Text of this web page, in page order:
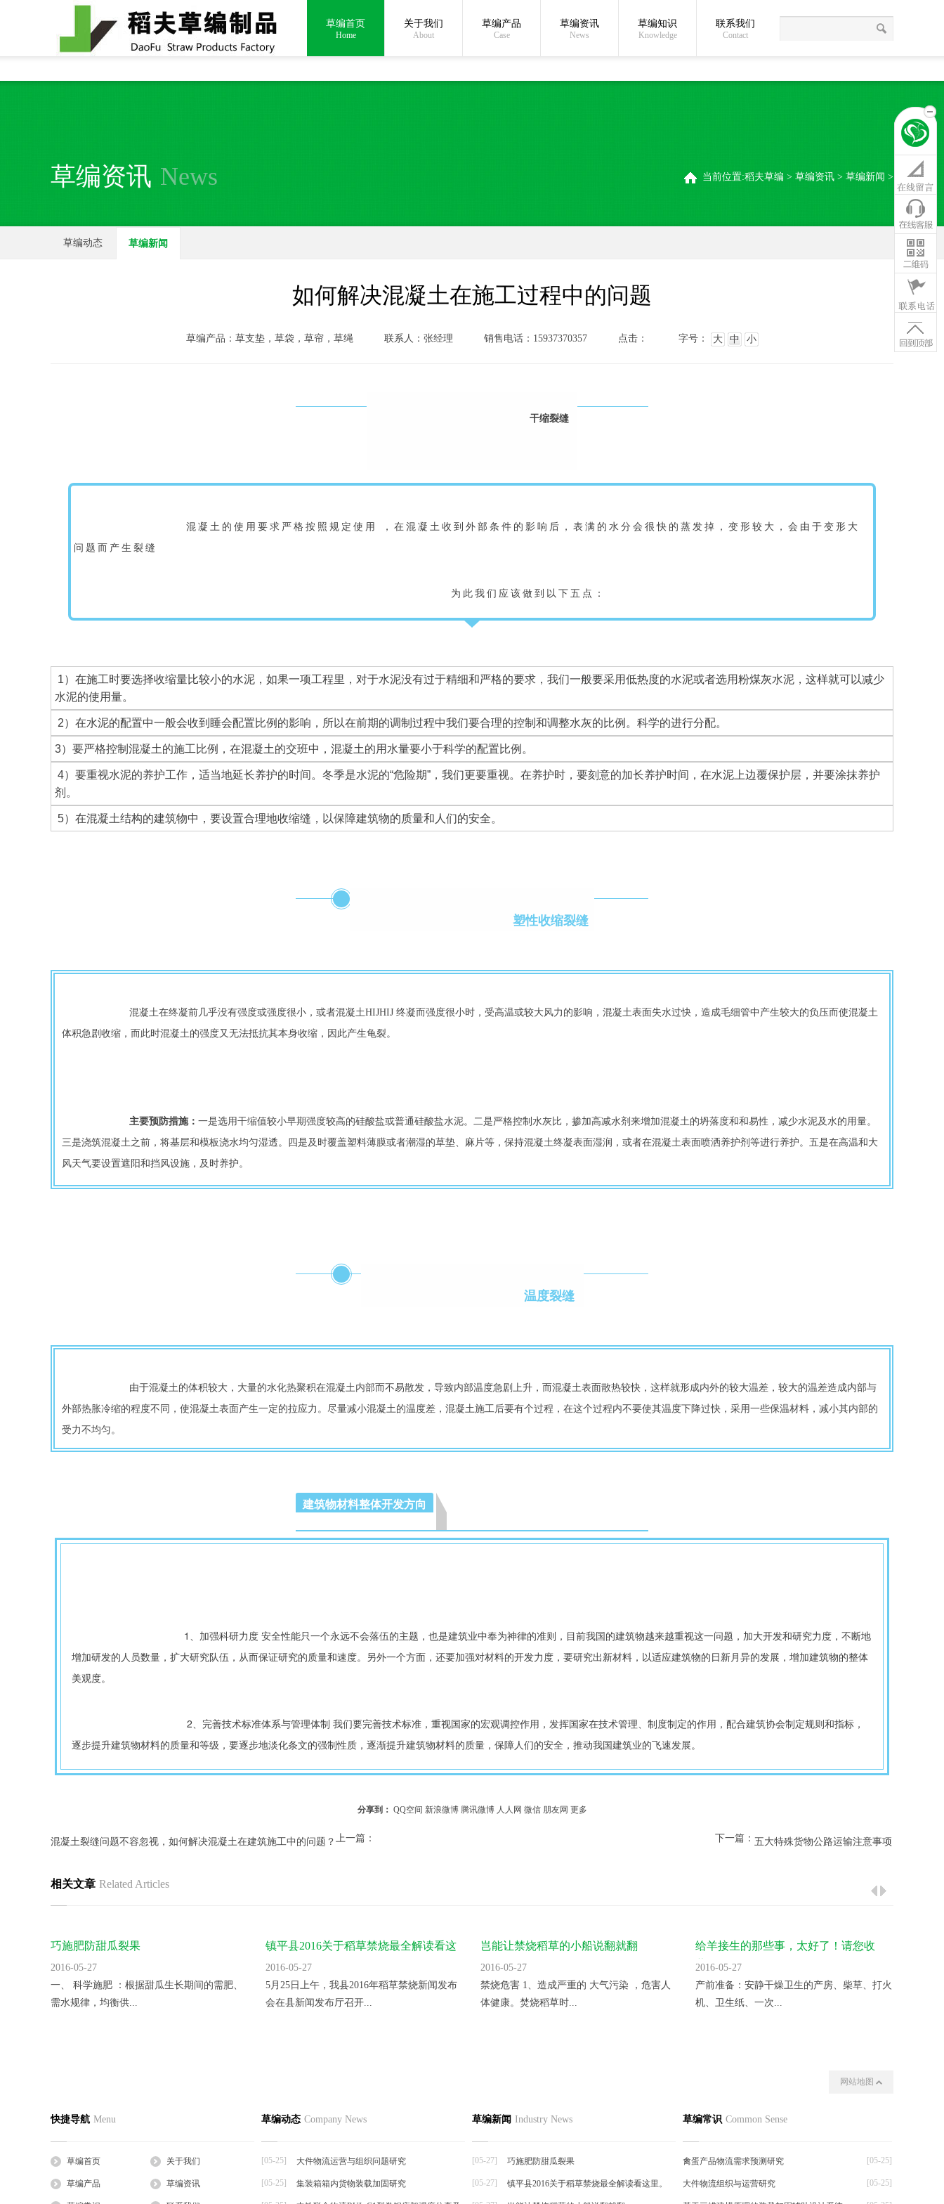
全国统一24小时销售电话：15937370357 在线沟通: 关于我们 草编常识 稻夫草编制品厂
草编首页
Home
关于我们
About
草编产品
Case
草编资讯
News
草编知识
Knowledge
联系我们
Contact
草编资讯 News 当前位置:稻夫草编 > 草编资讯 > 草编新闻 >
草编动态 草编新闻
如何解决混凝土在施工过程中的问题
草编产品：草支垫，草袋，草帘，草绳 联系人：张经理 销售电话：15937370357 点击： 字号： 大 中 小
干缩裂缝
					混凝土的使用要求严格按照规定使用 ，在混凝土收到外部条件的影响后，表满的水分会很快的蒸发掉，变形较大，会由于变形大
问题而产生裂缝
					为此我们应该做到以下五点：
1）在施工时要选择收缩量比较小的水泥，如果一项工程里，对于水泥没有过于精细和严格的要求，我们一般要采用低热度的水泥或者选用粉煤灰水泥，这样就可以减少
水泥的使用量。
2）在水泥的配置中一般会收到睡会配置比例的影响，所以在前期的调制过程中我们要合理的控制和调整水灰的比例。科学的进行分配。
3）要严格控制混凝土的施工比例，在混凝土的交班中，混凝土的用水量要小于科学的配置比例。
4）要重视水泥的养护工作，适当地延长养护的时间。冬季是水泥的“危险期”，我们更要重视。在养护时，要刻意的加长养护时间，在水泥上边覆保护层，并要涂抹养护
剂。
5）在混凝土结构的建筑物中，要设置合理地收缩缝，以保障建筑物的质量和人们的安全。
塑性收缩裂缝
体积急剧收缩，而此时混凝土的强度又无法抵抗其本身收缩，因此产生龟裂。
主要预防措施： 一是选用干缩值较小早期强度较高的硅酸盐或普通硅酸盐水泥。二是严格控制水灰比，掺加高减水剂来增加混凝土的坍落度和和易性，减少水泥及水的用量。
三是浇筑混凝土之前，将基层和模板浇水均匀湿透。四是及时覆盖塑料薄膜或者潮湿的草垫、麻片等，保持混凝土终凝表面湿润，或者在混凝土表面喷洒养护剂等进行养护。五是在高温和大
风天气要设置遮阳和挡风设施，及时养护。
温度裂缝
外部热胀冷缩的程度不同，使混凝土表面产生一定的拉应力。尽量减小混凝土的温度差，混凝土施工后要有个过程，在这个过程内不要使其温度下降过快，采用一些保温材料，减小其内部的
受力不均匀。
建筑物材料整体开发方向
增加研发的人员数量，扩大研究队伍，从而保证研究的质量和速度。另外一个方面，还要加强对材料的开发力度，要研究出新材料，以适应建筑物的日新月异的发展，增加建筑物的整体
美观度。
逐步提升建筑物材料的质量和等级，要逐步地淡化条文的强制性质，逐渐提升建筑物材料的质量，保障人们的安全，推动我国建筑业的飞速发展。
分享到： QQ空间 新浪微博 腾讯微博 人人网 微信 朋友网 更多
上一篇：
混凝土裂缝问题不容忽视，如何解决混凝土在建筑施工中的问题？ 下一篇： 五大特殊货物公路运输注意事项
相关文章 Related Articles
巧施肥防甜瓜裂果
2016-05-27
一、 科学施肥 ：根据甜瓜生长期间的需肥、
需水规律，均衡供...
镇平县2016关于稻草禁烧最全解读看这
里。
2016-05-27
5月25日上午，我县2016年稻草禁烧新闻发布
会在县新闻发布厅召开...
岂能让禁烧稻草的小船说翻就翻
2016-05-27
禁烧危害 1、造成严重的 大气污染 ，危害人
体健康。焚烧稻草时...
给羊接生的那些事，太好了！请您收
藏！
2016-05-27
产前准备：安静干燥卫生的产房、柴草、打火
机、卫生纸、一次...
2016-05-27
间的热量也主要依...
2016-05-27
湿热、耐病、抗逆...
网站地图
草支垫
草棒
大棚草帘
快捷导航 Menu
草编首页 关于我们
草编产品 草编资讯
草编动态 Company News
[05-25] 大件物流运营与组织问题研究
[05-25] 集装箱箱内货物装载加固研究
草编新闻 Industry News
[05-27] 巧施肥防甜瓜裂果
[05-27] 镇平县2016关于稻草禁烧最全解读看这里。
草编常识 Common Sense
[05-25]
禽蛋产品物流需求预测研究
[05-25]
大件物流组织与运营研究